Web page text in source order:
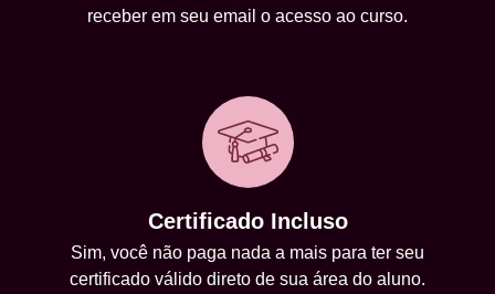
receber em seu email o acesso ao curso.
Certificado Incluso
Sim, você não paga nada a mais para ter seu
certificado válido direto de sua área do aluno.